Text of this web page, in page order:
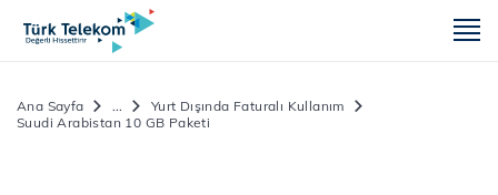
Ana Sayfa ...
Yurt Dışında Faturalı Kullanım
Suudi Arabistan 10 GB Paketi